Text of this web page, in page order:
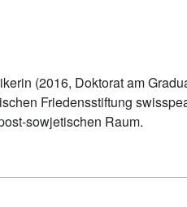
(2016, Doktorat am
Friedensstiftung
sowjetischen Raum.